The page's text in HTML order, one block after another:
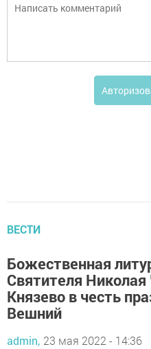
ВЕСТИ
Божественная
Святителя
Князево в честь
Вешний
admin, 23 мая 2022 - 14:36